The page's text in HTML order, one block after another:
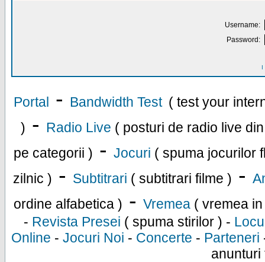
Username:
Password:
I
Portal - Bandwidth Test ( test your
) - Radio Live ( posturi de radio live
pe categorii ) - Jocuri ( spuma jocurilor
zilnic ) - Subtitrari ( subtitrari filme ) -
ordine alfabetica ) - Vremea ( vremea
- Revista Presei ( spuma stirilor ) -
Online - Jocuri Noi - Concerte - Parteneri
anunturi